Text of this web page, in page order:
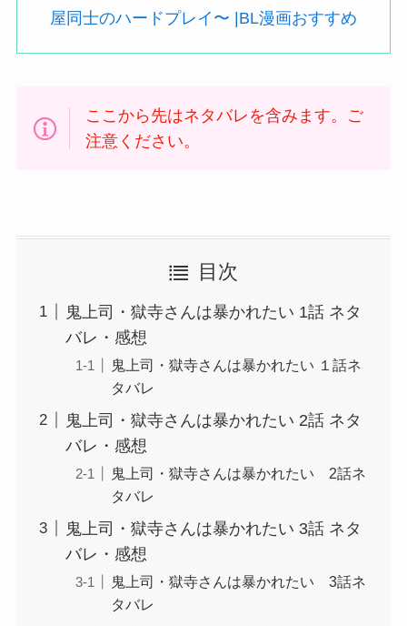
屋同士のハードプレイ〜 |BL漫画おすすめ
ここから先はネタバレを含みます。ご
注意ください。
目次
鬼上司・獄寺さんは暴かれたい 1話 ネタ
バレ・感想
鬼上司・獄寺さんは暴かれたい １話ネ
タバレ
鬼上司・獄寺さんは暴かれたい 2話 ネタ
バレ・感想
鬼上司・獄寺さんは暴かれたい 2話ネ
タバレ
鬼上司・獄寺さんは暴かれたい 3話 ネタ
バレ・感想
鬼上司・獄寺さんは暴かれたい 3話ネ
タバレ